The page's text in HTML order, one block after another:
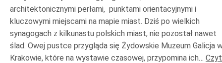
architektonicznymi perłami, punktami orientacyjnymi i
kluczowymi miejscami na mapie miast. Dziś po wielkich
synagogach z kilkunastu polskich miast, nie pozostał nawet
ślad. Owej pustce przygląda się Żydowskie Muzeum Galicja
Krakowie, które na wystawie czasowej, przypomina ich…